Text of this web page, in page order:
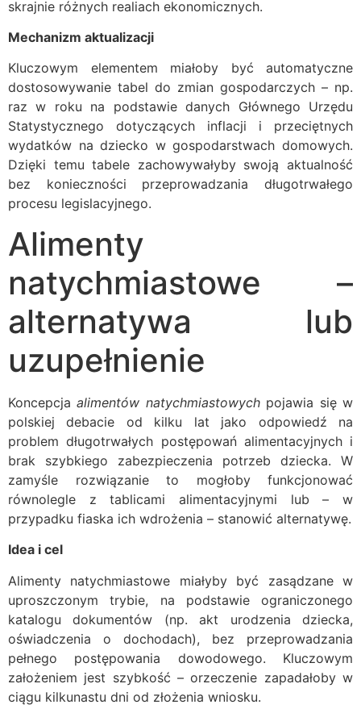
skrajnie różnych realiach ekonomicznych.
Mechanizm aktualizacji
Kluczowym elementem miałoby być automatyczne
dostosowywanie tabel do zmian gospodarczych – np.
raz w roku na podstawie danych Głównego Urzędu
Statystycznego dotyczących inflacji i przeciętnych
wydatków na dziecko w gospodarstwach domowych.
Dzięki temu tabele zachowywałyby swoją aktualność
bez konieczności przeprowadzania długotrwałego
procesu legislacyjnego.
Alimenty
natychmiastowe –
alternatywa lub
uzupełnienie
Koncepcjaalimentów natychmiastowychpojawia się w
polskiej debacie od kilku lat jako odpowiedź na
problem długotrwałych postępowań alimentacyjnych i
brak szybkiego zabezpieczenia potrzeb dziecka. W
zamyśle rozwiązanie to mogłoby funkcjonować
równolegle z tablicami alimentacyjnymi lub – w
przypadku fiaska ich wdrożenia – stanowić alternatywę.
Idea i cel
Alimenty natychmiastowe miałyby być zasądzane w
uproszczonym trybie, na podstawie ograniczonego
katalogu dokumentów (np. akt urodzenia dziecka,
oświadczenia o dochodach), bez przeprowadzania
pełnego postępowania dowodowego. Kluczowym
założeniem jest szybkość – orzeczenie zapadałoby w
ciągu kilkunastu dni od złożenia wniosku.